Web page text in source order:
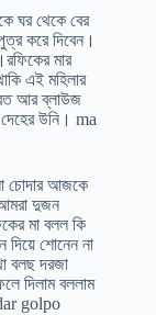
ঘর থেকে বের
করে দিবেন।
মার
এই মহিলার
আর ব্লাউজ
উনি। ma
চোদার আজকে
দুজন
মা বলল কি
শোনেন না
বলছ দরজা
দিলাম বললাম
golpo